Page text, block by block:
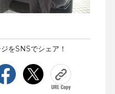
をSNSでシェア！